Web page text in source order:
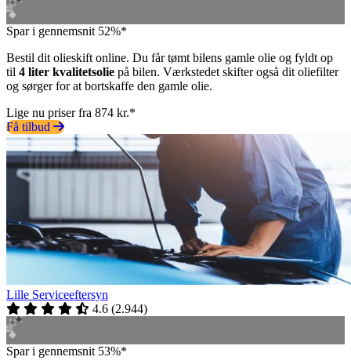
Spar i gennemsnit 52%*
Bestil dit olieskift online. Du får tømt bilens gamle olie og fyldt op
til 4 liter kvalitetsolie på bilen. Værkstedet skifter også dit oliefilter
og sørger for at bortskaffe den gamle olie.
Lige nu priser fra 874 kr.*
Få tilbud
Lille Serviceeftersyn
4.6 (2.944)
Spar i gennemsnit 53%*